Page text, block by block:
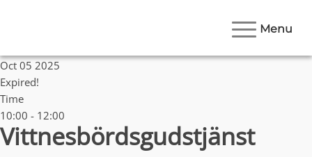
Menu
Oct 05 2025
Expired!
Time
10:00 - 12:00
Vittnesbördsgudstjänst